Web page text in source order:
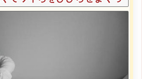
まうw w w w w w w w